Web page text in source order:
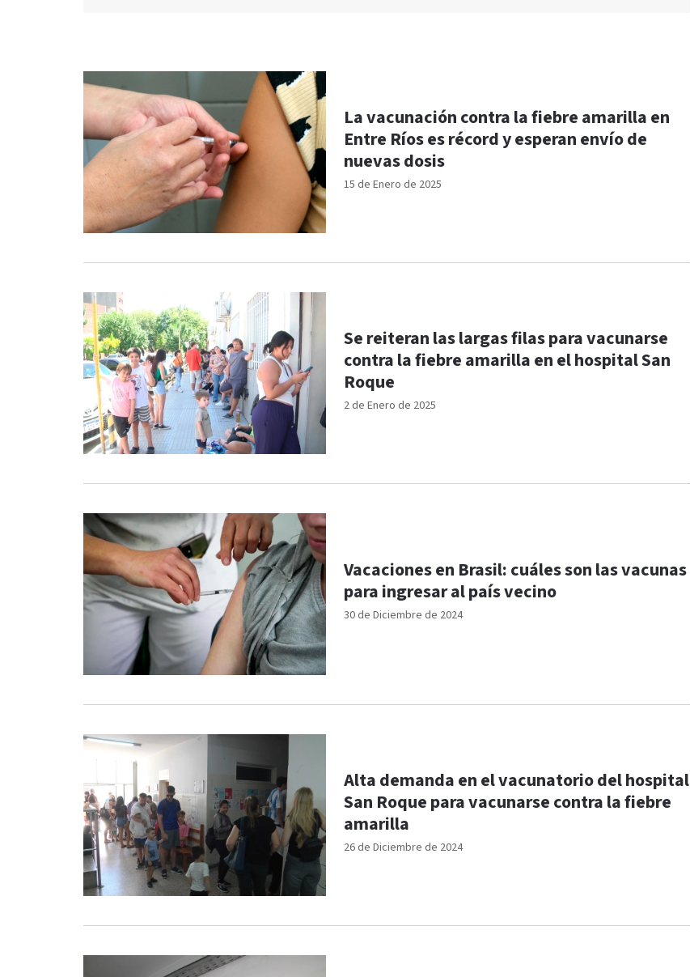
15 de Enero de 2025
La vacunación contra la fiebre amarilla en
Entre Ríos es récord y esperan envío de
nuevas dosis
2 de Enero de 2025
Se reiteran las largas filas para vacunarse
contra la fiebre amarilla en el hospital San
Roque
30 de Diciembre de 2024
Vacaciones en Brasil: cuáles son las vacunas
para ingresar al país vecino
26 de Diciembre de 2024
Alta demanda en el vacunatorio del hospital
San Roque para vacunarse contra la fiebre
amarilla